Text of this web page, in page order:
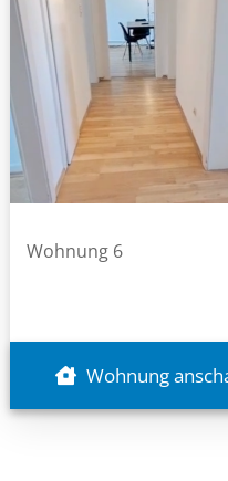
Wohnung 6
Wohnung